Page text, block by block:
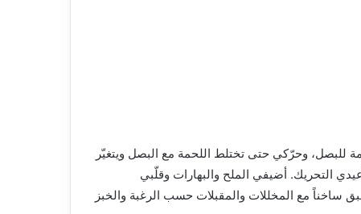
للبصل، وحرّكي حتى تختلط اللحمة مع البصل ويتغيّر
التحريك. أضيفي الملح والبهارات وقلّبي
ساخناً مع المخللات والمقبلات حسب الرغبة والخبز